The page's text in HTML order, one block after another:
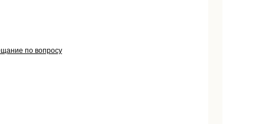
по вопросу